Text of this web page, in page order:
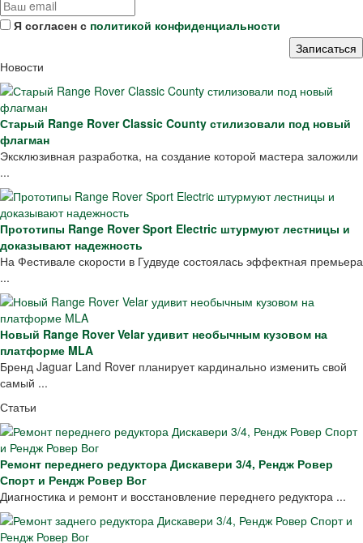
Я согласен с политикой конфиденциальности
Новости
Старый Range Rover Classic County стилизовали под новый
флагман
Эксклюзивная разработка, на создание которой мастера заложили
...
Прототипы Range Rover Sport Electric штурмуют лестницы и
доказывают надежность
На Фестивале скорости в Гудвуде состоялась эффектная премьера
...
Новый Range Rover Velar удивит необычным кузовом на
платформе MLA
Бренд Jaguar Land Rover планирует кардинально изменить свой
самый ...
Статьи
Ремонт переднего редуктора Дискавери 3/4, Рендж Ровер
Спорт и Рендж Ровер Вог
Диагностика и ремонт и восстановление переднего редуктора ...